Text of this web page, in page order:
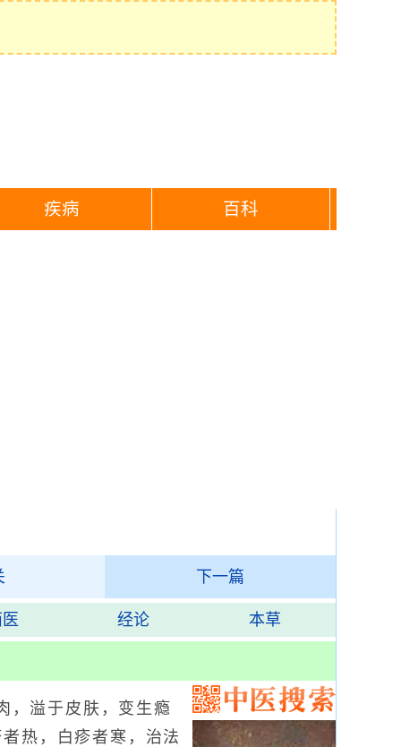
疾病 百科
下一篇
经论 本草
，溢于皮肤，变生瘾
热，白疹者寒，治法